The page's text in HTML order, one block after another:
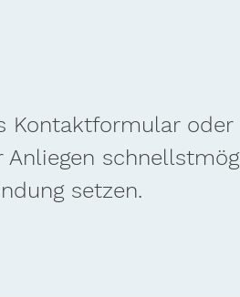
Kontaktformular
Anliegen
setzen.